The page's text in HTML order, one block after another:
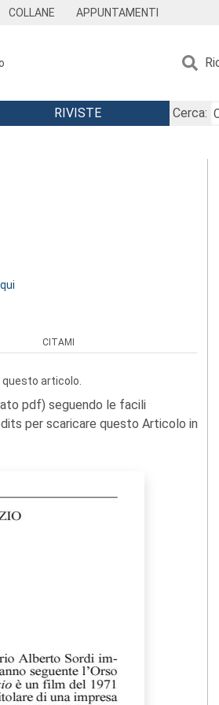
COLLANE APPUNTAMENTI
RIVISTE
Cerca:
CITAMI
articolo.
pdf) seguendo le facili
per scaricare questo Articolo in